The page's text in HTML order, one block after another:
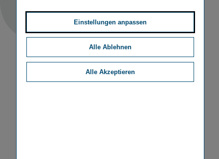
Einstellungen anpassen
Alle Ablehnen
Alle Akzeptieren